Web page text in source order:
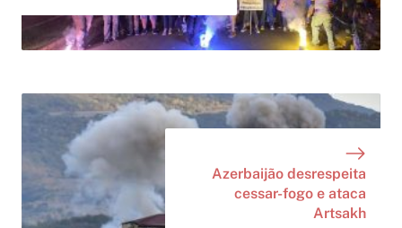
Azerbaijão desrespeita
cessar-fogo e ataca
Artsakh